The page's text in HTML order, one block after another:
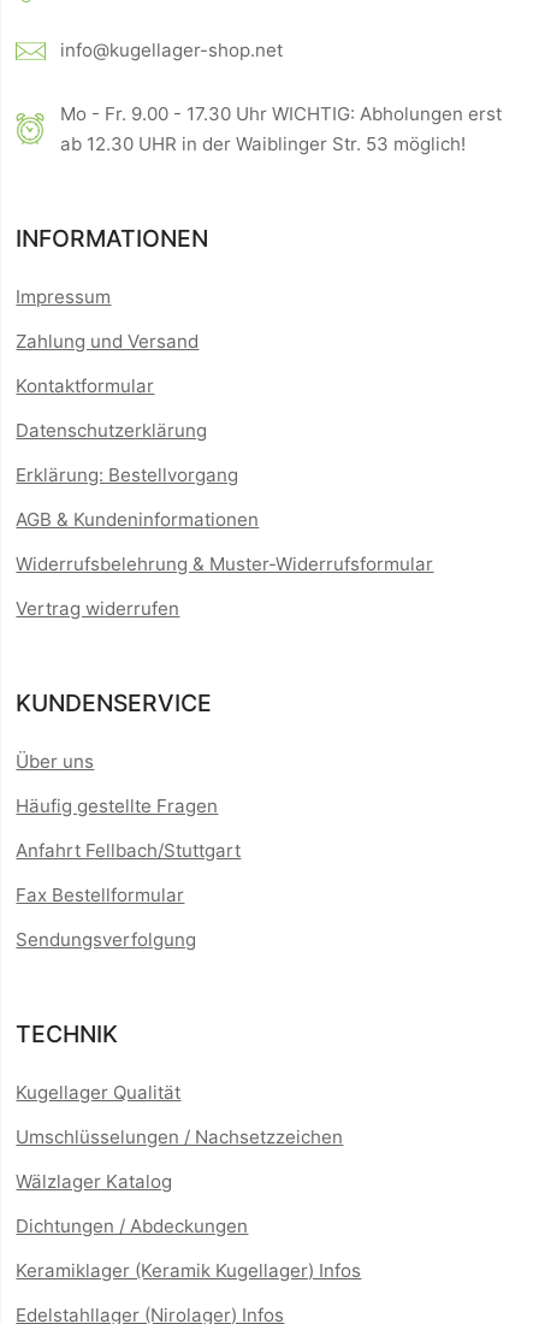
info@kugellager-shop.net
Mo - Fr. 9.00 - 17.30 Uhr WICHTIG: Abholungen erst
ab 12.30 UHR in der Waiblinger Str. 53 möglich!
INFORMATIONEN
Impressum
Zahlung und Versand
Kontaktformular
Datenschutzerklärung
Erklärung: Bestellvorgang
AGB & Kundeninformationen
Widerrufsbelehrung & Muster-Widerrufsformular
Vertrag widerrufen
KUNDENSERVICE
Über uns
Häufig gestellte Fragen
Anfahrt Fellbach/Stuttgart
Fax Bestellformular
Sendungsverfolgung
TECHNIK
Kugellager Qualität
Umschlüsselungen / Nachsetzzeichen
Wälzlager Katalog
Dichtungen / Abdeckungen
Keramiklager (Keramik Kugellager) Infos
Edelstahllager (Nirolager) Infos